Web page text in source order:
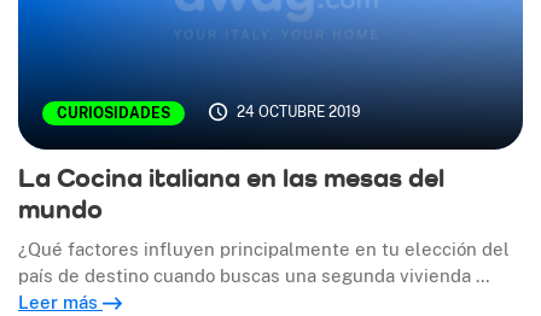
CURIOSIDADES 24 OCTUBRE 2019
La Cocina italiana en las mesas del
mundo
¿Qué factores influyen principalmente en tu elección del
país de destino cuando buscas una segunda vivienda …
Leer más